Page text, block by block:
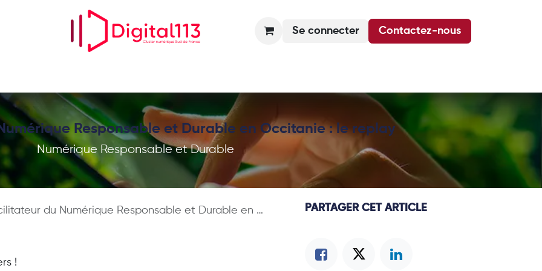
Se connecter Contactez-nous
Responsable et Durable en Occitanie : le replay
Numérique Responsable et Durable
du Numérique Responsable et Durable en Occitanie : le replay
!
PARTAGER CET ARTICLE